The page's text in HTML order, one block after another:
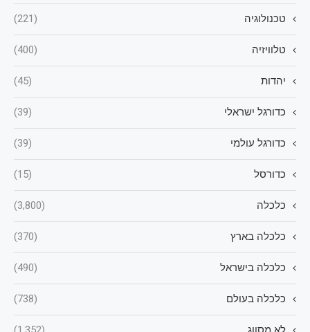
טכנולוגיה (221)
טלוויזיה (400)
יהדות (45)
כדורגל ישראלי (39)
כדורגל עולמי (39)
כדורסל (15)
כלכלה (3,800)
כלכלה בארץ (370)
כלכלה בישראל (490)
כלכלה בעולם (738)